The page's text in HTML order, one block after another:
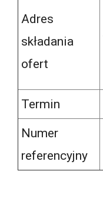
Adres
składania
ofert
Termin
Numer
referencyjny